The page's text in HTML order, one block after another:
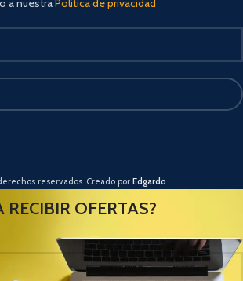
a nuestraPolítica de privacidad
reservados. Creado por Edgardo
RECIBIR OFERTAS?